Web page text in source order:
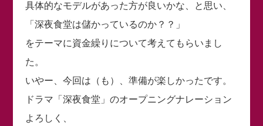
具体的なモデルがあった方が良いかな、と思い、
「深夜食堂は儲かっているのか？？」
をテーマに資金繰りについて考えてもらいまし
た。
いやー、今回は（も）、準備が楽しかったです。
ドラマ「深夜食堂」のオープニングナレーション
よろしく、